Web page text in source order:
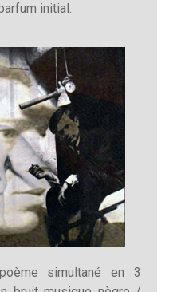
initial.
simultané en 3